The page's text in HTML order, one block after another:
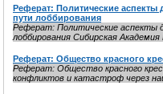
Реферат: Политические аспекты
пути лоббирования
Реферат: Политические аспекты
лоббирования Сибирская Академия
Реферат: Общество красного
Реферат: Общество красного
конфликтов и катастроф через